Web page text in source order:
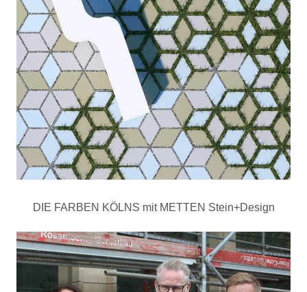
DIE FARBEN KÖLNS mit METTEN Stein+Design